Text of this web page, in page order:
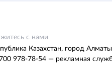
с нами
Казахстан, город
978-78-54 — рекламная